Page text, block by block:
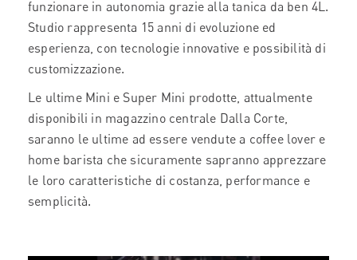
funzionare in autonomia grazie alla tanica da ben 4L.
Studio rappresenta 15 anni di evoluzione ed
esperienza, con tecnologie innovative e possibilità di
customizzazione.
Le ultime Mini e Super Mini prodotte, attualmente
disponibili in magazzino centrale Dalla Corte,
saranno le ultime ad essere vendute a coffee lover e
home barista che sicuramente sapranno apprezzare
le loro caratteristiche di costanza, performance e
semplicità.